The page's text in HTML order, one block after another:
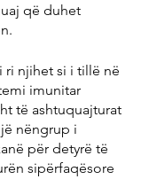
që duhet
ri njihet si i tillë në
imunitar
të ashtuquajturat
nëngrup i
për detyrë të
sipërfaqësore